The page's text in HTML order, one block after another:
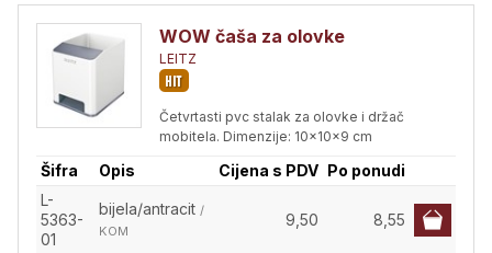
WOW čaša za olovke
LEITZ
Četvrtasti pvc stalak za olovke i držač
mobitela. Dimenzije: 10x10x9 cm
Šifra Opis Cijena s PDV Po ponudi
L-
5363-
01
bijela/antracit /
KOM
9,50 8,55